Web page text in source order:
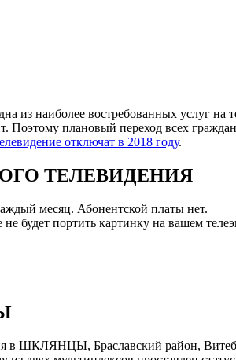
наиболее востребованных услуг на
Поэтому плановый переход всех
отключат в 2018 году.
ТЕЛЕВИДЕНИЯ
месяц. Абонентской платы нет.
будет портить картинку на вашем
в ШКЛЯНЦЫ, Браславский район,